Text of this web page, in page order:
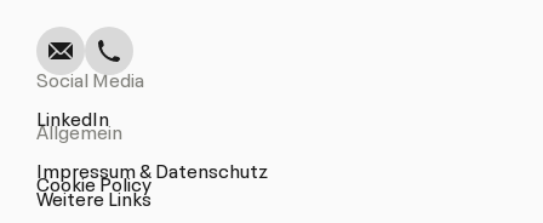
Social Media
LinkedIn
Allgemein
Impressum & Datenschutz
Cookie Policy
Weitere Links